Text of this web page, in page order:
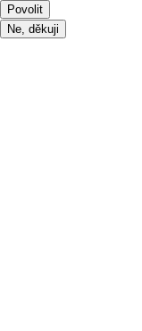
Povolit
Ne, děkuji